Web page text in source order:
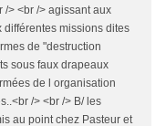
/> <br /> agissant aux
missions dites
de "destruction
sous faux drapeaux
de l organisation
/> <br /> B/ les
au point chez Pasteur et